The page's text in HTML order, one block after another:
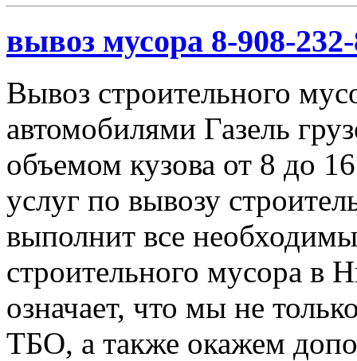
вывоз мусора 8-908-
Вывоз строительного
автомобилями Газель
объемом кузова от 8 до
услуг по вывозу
выполнит все
строительного мусора в
означает, что мы не
ТБО, а также окажем